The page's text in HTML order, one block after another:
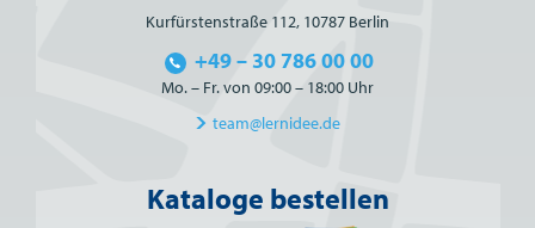
Kurfürstenstraße 112, 10787 Berlin
+49 – 30 786 00 00
Mo. – Fr. von 09:00 – 18:00 Uhr
team@lernidee.de
Kataloge bestellen